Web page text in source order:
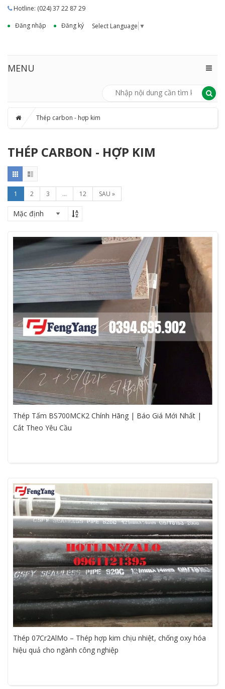
Hotline: (024) 37 22 87 29
Đăng nhập
Đăng ký Select Language ▼
MENU
Thép carbon - hợp kim
THÉP CARBON - HỢP KIM
1 2 3 ... 12 SAU »
Thép Tấm BS700MCK2 Chính Hãng | Báo Giá Mới Nhất |
Cắt Theo Yêu Cầu
Thép 07Cr2AlMo – Thép hợp kim chịu nhiệt, chống oxy hóa
hiệu quả cho ngành công nghiệp